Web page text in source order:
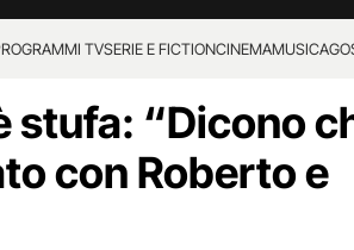
TVSERIE E FICTIONCINEMAMUSICA
stufa: “Dicono
con Roberto e